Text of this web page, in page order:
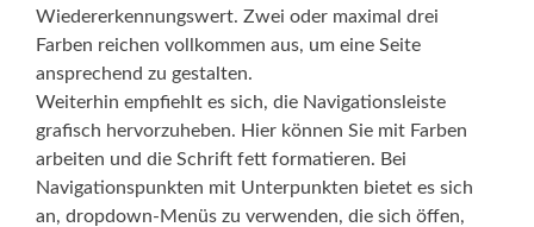
Wiedererkennungswert. Zwei oder maximal drei
Farben reichen vollkommen aus, um eine Seite
ansprechend zu gestalten.
Weiterhin empfiehlt es sich, die Navigationsleiste
grafisch hervorzuheben. Hier können Sie mit Farben
arbeiten und die Schrift fett formatieren. Bei
Navigationspunkten mit Unterpunkten bietet es sich
an, dropdown-Menüs zu verwenden, die sich öffen,